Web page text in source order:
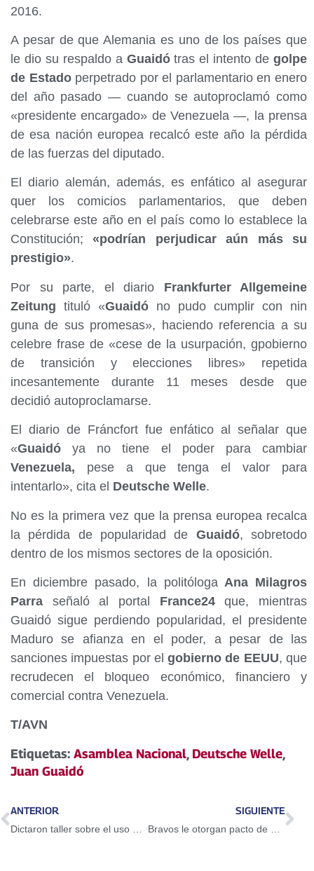
2016.
A pesar de que Alemania es uno de los países que
le dio su respaldo a Guaidótras el intento de golpe
de Estadoperpetrado por el parlamentario en enero
del año pasado — cuando se autoproclamó como
«presidente encargado» de Venezuela —, la prensa
de esa nación europea recalcó este año la pérdida
de las fuerzas del diputado.
El diario alemán, además, es enfático al asegurar
quer los comicios parlamentarios, que deben
celebrarse este año en el país como lo establece la
Constitución; «podrían perjudicar aún más su
prestigio».
Por su parte, el diario Frankfurter Allgemeine
Zeitung tituló «Guaidó no pudo cumplir con nin
guna de sus promesas», haciendo referencia a su
celebre frase de «cese de la usurpación, gpobierno
de transición y elecciones libres» repetida
incesantemente durante 11 meses desde que
decidió autoproclamarse.
El diario de Fráncfort fue enfático al señalar que
«Guaidó ya no tiene el poder para cambiar
Venezuela, pese a que tenga el valor para
intentarlo», cita el Deutsche Welle.
No es la primera vez que la prensa europea recalca
la pérdida de popularidad de Guaidó, sobretodo
dentro de los mismos sectores de la oposición.
En diciembre pasado, la politólogaAna Milagros
Parra señaló al portal France24que, mientras
Guaidó sigue perdiendo popularidad, el presidente
Maduro se afianza en el poder, a pesar de las
sanciones impuestas por elgobierno de EEUU, que
recrudecen el bloqueo económico, financiero y
comercial contra Venezuela.
T/AVN
Etiquetas: Asamblea Nacional, Deutsche Welle,
Juan Guaidó
ANTERIOR SIGUIENTE